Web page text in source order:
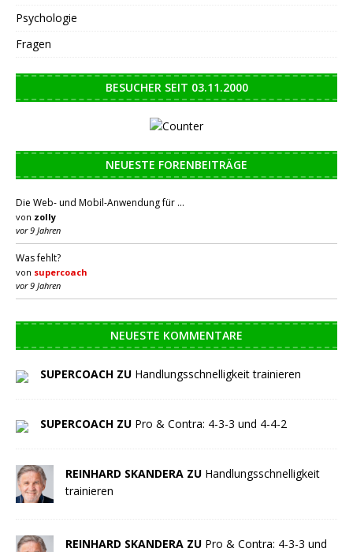
Psychologie
Fragen
BESUCHER SEIT 03.11.2000
NEUESTE FORENBEITRÄGE
Die Web- und Mobil-Anwendung für …
von zolly
vor 9 Jahren
Was fehlt?
von supercoach
vor 9 Jahren
NEUESTE KOMMENTARE
SUPERCOACH ZU Handlungsschnelligkeit trainieren
SUPERCOACH ZU Pro & Contra: 4-3-3 und 4-4-2
REINHARD SKANDERA ZU Handlungsschnelligkeit
trainieren
REINHARD SKANDERA ZU Pro & Contra: 4-3-3 und